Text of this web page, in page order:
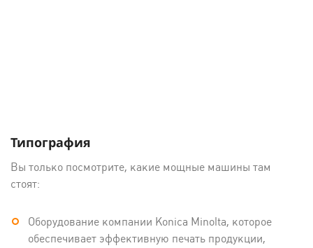
Типография
Вы только посмотрите, какие мощные машины там
стоят:
Оборудование компании Konica Minolta, которое
обеспечивает эффективную печать продукции,